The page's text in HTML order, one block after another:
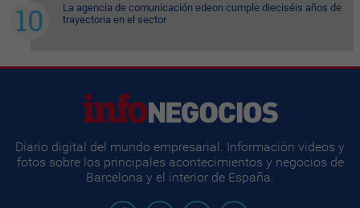
La agencia de comunicación edeon cumple dieciséis años de
trayectoria en el sector
Diario digital del mundo empresarial. Información videos y
fotos sobre los principales acontecimientos y negocios de
Barcelona y el interior de España.